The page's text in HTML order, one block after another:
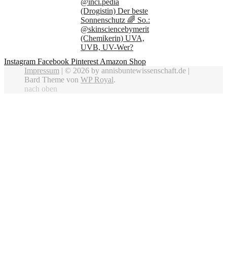
Instagram Facebook Pinterest Amazon Shop
Impressum | © 2026 by annisbuntewissenschaft.de |
Bard Theme von WP Royal.
nach oben